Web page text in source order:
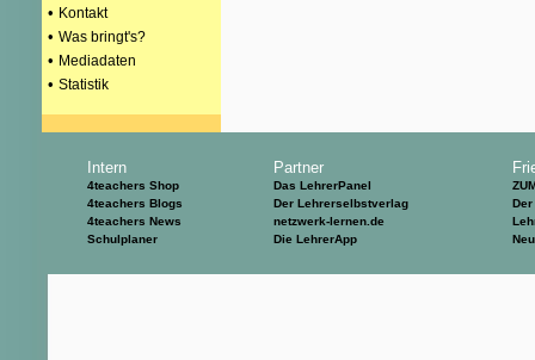
• Kontakt
• Was bringt's?
• Mediadaten
• Statistik
Intern
4teachers Shop
4teachers Blogs
4teachers News
Schulplaner
Partner
Das LehrerPanel
Der Lehrerselbstverlag
netzwerk-lernen.de
Die LehrerApp